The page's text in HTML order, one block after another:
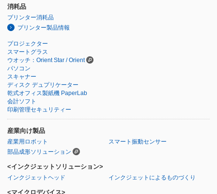
消耗品
プリンター消耗品
プリンター製品情報
プロジェクター
スマートグラス
ウオッチ：Orient Star / Orient
パソコン
スキャナー
ディスク デュプリケーター
乾式オフィス製紙機 PaperLab
会計ソフト
印刷管理セキュリティー
産業向け製品
産業用ロボット
スマート振動センサー
部品成形ソリューション
<インクジェットソリューション>
インクジェットヘッド インクジェットによるものづくり
<マイクロデバイス>